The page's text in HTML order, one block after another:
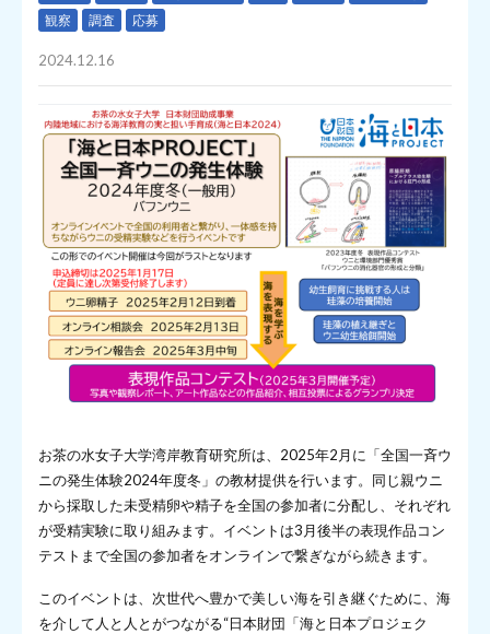
観察
調査 応募
2024.12.16
お茶の水女子大学湾岸教育研究所は、2025年2月に「全国一斉ウ
ニの発生体験2024年度冬」の教材提供を行います。同じ親ウニ
から採取した未受精卵や精子を全国の参加者に分配し、それぞれ
が受精実験に取り組みます。イベントは3月後半の表現作品コン
テストまで全国の参加者をオンラインで繋ぎながら続きます。
このイベントは、次世代へ豊かで美しい海を引き継ぐために、海
を介して人と人とがつながる“日本財団「海と日本プロジェク